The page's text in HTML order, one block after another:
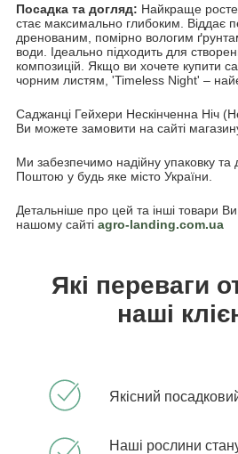
Посадка та догляд: Найкраще росте
стає максимально глибоким. Віддає
дренованим, помірно вологим
води. Ідеально підходить для
композицій. Якщо ви хочете купити
чорним листям, 'Timeless Night' –
Саджанці Гейхери Нескінченна Ніч
Ви можете замовити на сайті
Ми забезпечимо надійну упаковку
Поштою у будь яке місто України.
Детальніше про цей та інші товари
нашому сайті agro-landing.com.ua
Які переваги
наші
Якісний
Наші рослини